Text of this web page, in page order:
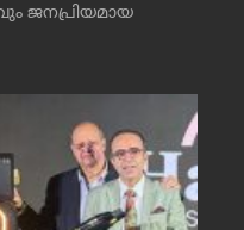
ജനപ്രിയമായ